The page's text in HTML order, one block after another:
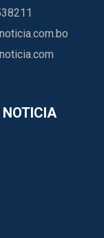
NOTICIA